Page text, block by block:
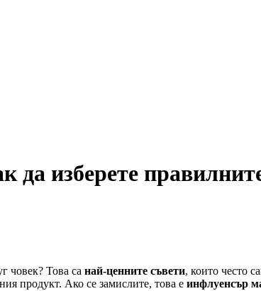
изберете
човек? Това са най-ценните съвети, които често
продукт. Ако се замислите, това е инфлуенсър